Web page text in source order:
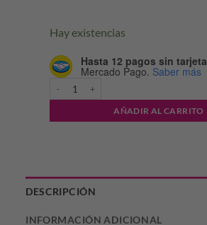
Hay existencias
Hasta 12 pagos sin tarjeta
Mercado Pago. Saber más
AÑADIR AL CARRITO
DESCRIPCIÓN
INFORMACIÓN ADICIONAL